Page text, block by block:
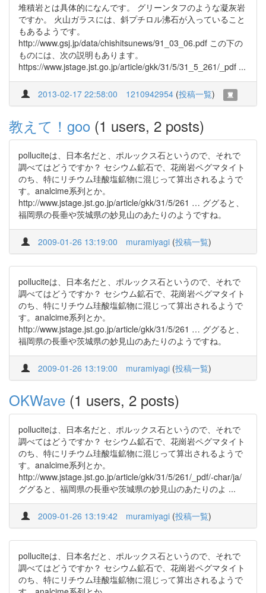
堆積岩とは具体的になんです。 グリーンタフのような凝灰岩
ですか。 火山ガラスには、斜プチロル沸石が入っていること
もあるようです。
http://www.gsj.jp/data/chishitsunews/91_03_06.pdf この下の
ものには、次の説明もあります。
https://www.jstage.jst.go.jp/article/gkk/31/5/31_5_261/_pdf ...
2013-02-17 22:58:00 1210942954 (投稿一覧)
教えて！goo (1 users, 2 posts)
polluciteは、日本名だと、ポルックス石というので、それで
調べてはどうですか？ セシウム鉱石で、花崗岩ペグマタイト
のち、特にリチウム珪酸塩鉱物に混じって算出されるようで
す。analcime系列とか。
http://www.jstage.jst.go.jp/article/gkk/31/5/261 … ググると、
福岡県の長垂や茨城県の妙見山のあたりのようですね。
2009-01-26 13:19:00 muramiyagi (投稿一覧)
polluciteは、日本名だと、ポルックス石というので、それで
調べてはどうですか？ セシウム鉱石で、花崗岩ペグマタイト
のち、特にリチウム珪酸塩鉱物に混じって算出されるようで
す。analcime系列とか。
http://www.jstage.jst.go.jp/article/gkk/31/5/261 … ググると、
福岡県の長垂や茨城県の妙見山のあたりのようですね。
2009-01-26 13:19:00 muramiyagi (投稿一覧)
OKWave (1 users, 2 posts)
polluciteは、日本名だと、ポルックス石というので、それで
調べてはどうですか？ セシウム鉱石で、花崗岩ペグマタイト
のち、特にリチウム珪酸塩鉱物に混じって算出されるようで
す。analcime系列とか。
http://www.jstage.jst.go.jp/article/gkk/31/5/261/_pdf/-char/ja/
ググると、福岡県の長垂や茨城県の妙見山のあたりのよ ...
2009-01-26 13:19:42 muramiyagi (投稿一覧)
polluciteは、日本名だと、ポルックス石というので、それで
調べてはどうですか？ セシウム鉱石で、花崗岩ペグマタイト
のち、特にリチウム珪酸塩鉱物に混じって算出されるようで